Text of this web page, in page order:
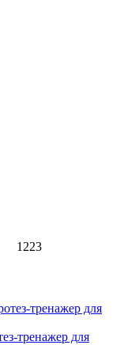
1223
тренажер для